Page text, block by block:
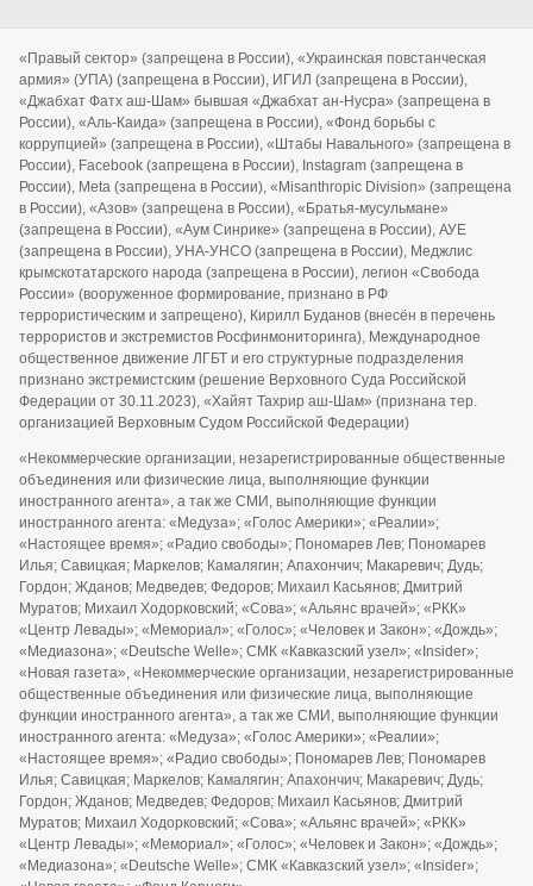
«Правый сектор» (запрещена в России), «Украинская повстанческая
армия» (УПА) (запрещена в России), ИГИЛ (запрещена в России),
«Джабхат Фатх аш-Шам» бывшая «Джабхат ан-Нусра» (запрещена в
России), «Аль-Каида» (запрещена в России), «Фонд борьбы с
коррупцией» (запрещена в России), «Штабы Навального» (запрещена в
России), Facebook (запрещена в России), Instagram (запрещена в
России), Meta (запрещена в России), «Misanthropic Division» (запрещена
в России), «Азов» (запрещена в России), «Братья-мусульмане»
(запрещена в России), «Аум Синрике» (запрещена в России), АУЕ
(запрещена в России), УНА-УНСО (запрещена в России), Меджлис
крымскотатарского народа (запрещена в России), легион «Свобода
России» (вооруженное формирование, признано в РФ
террористическим и запрещено), Кирилл Буданов (внесён в перечень
террористов и экстремистов Росфинмониторинга), Международное
общественное движение ЛГБТ и его структурные подразделения
признано экстремистским (решение Верховного Суда Российской
Федерации от 30.11.2023), «Хайят Тахрир аш-Шам» (признана тер.
организацией Верховным Судом Российской Федерации)
«Некоммерческие организации, незарегистрированные общественные
объединения или физические лица, выполняющие функции
иностранного агента», а так же СМИ, выполняющие функции
иностранного агента: «Медуза»; «Голос Америки»; «Реалии»;
«Настоящее время»; «Радио свободы»; Пономарев Лев; Пономарев
Илья; Савицкая; Маркелов; Камалягин; Апахончич; Макаревич; Дудь;
Гордон; Жданов; Медведев; Федоров; Михаил Касьянов; Дмитрий
Муратов; Михаил Ходорковский; «Сова»; «Альянс врачей»; «РКК»
«Центр Левады»; «Мемориал»; «Голос»; «Человек и Закон»; «Дождь»;
«Медиазона»; «Deutsche Welle»; СМК «Кавказский узел»; «Insider»;
«Новая газета», «Некоммерческие организации, незарегистрированные
общественные объединения или физические лица, выполняющие
функции иностранного агента», а так же СМИ, выполняющие функции
иностранного агента: «Медуза»; «Голос Америки»; «Реалии»;
«Настоящее время»; «Радио свободы»; Пономарев Лев; Пономарев
Илья; Савицкая; Маркелов; Камалягин; Апахончич; Макаревич; Дудь;
Гордон; Жданов; Медведев; Федоров; Михаил Касьянов; Дмитрий
Муратов; Михаил Ходорковский; «Сова»; «Альянс врачей»; «РКК»
«Центр Левады»; «Мемориал»; «Голос»; «Человек и Закон»; «Дождь»;
«Медиазона»; «Deutsche Welle»; СМК «Кавказский узел»; «Insider»;